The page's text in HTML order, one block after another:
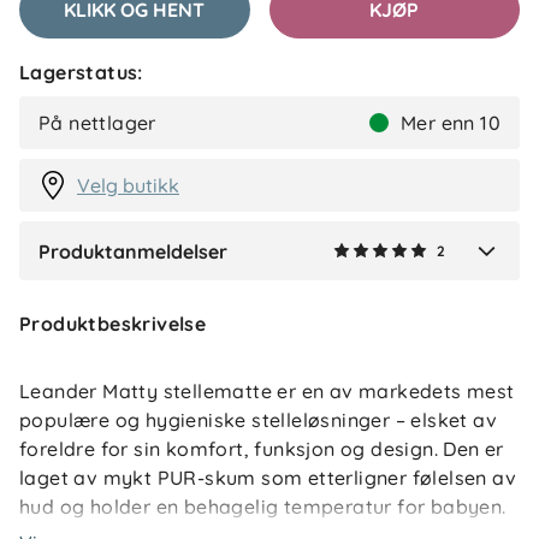
KLIKK OG HENT KJØP
Lagerstatus:
På nettlager Mer enn 10
Velg butikk
Produktanmeldelser 2
H
Produktbeskrivelse
Leander Matty stellematte er en av markedets mest
populære og hygieniske stelleløsninger – elsket av
foreldre for sin komfort, funksjon og design. Den er
laget av mykt PUR-skum som etterligner følelsen av
hud og holder en behagelig temperatur for babyen.